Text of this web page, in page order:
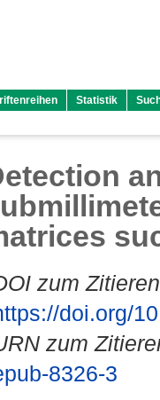
Statistik
zum
doi.org/
zum
8326-3